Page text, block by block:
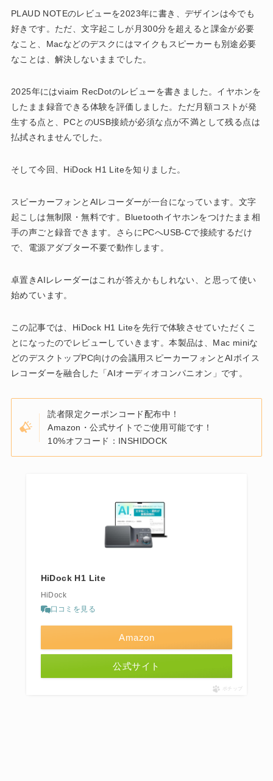
PLAUD NOTEのレビューを2023年に書き、デザインは今でも
好きです。ただ、文字起こしが月300分を超えると課金が必要
なこと、Macなどのデスクにはマイクもスピーカーも別途必要
なことは、解決しないままでした。
2025年にはviaim RecDotのレビューを書きました。イヤホンを
したまま録音できる体験を評価しました。ただ月額コストが発
生する点と、PCとのUSB接続が必須な点が不満として残る点は
払拭されませんでした。
そして今回、HiDock H1 Liteを知りました。
スピーカーフォンとAIレコーダーが一台になっています。文字
起こしは無制限・無料です。Bluetoothイヤホンをつけたまま相
手の声ごと録音できます。さらにPCへUSB-Cで接続するだけ
で、電源アダプター不要で動作します。
卓置きAIレレーダーはこれが答えかもしれない、と思って使い
始めています。
この記事では、HiDock H1 Liteを先行で体験させていただくこ
とになったのでレビューしていきます。本製品は、Mac miniな
どのデスクトップPC向けの会議用スピーカーフォンとAIボイス
レコーダーを融合した「AIオーディオコンパニオン」です。
読者限定クーポンコード配布中！
Amazon・公式サイトでご使用可能です！
10%オフコード：INSHIDOCK
HiDock H1 Lite
HiDock
口コミを見る
Amazon
公式サイト
ポチップ